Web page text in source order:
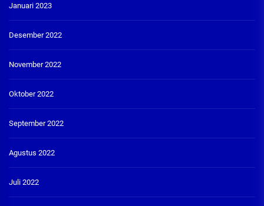
Januari 2023
Desember 2022
November 2022
Oktober 2022
September 2022
Agustus 2022
Juli 2022